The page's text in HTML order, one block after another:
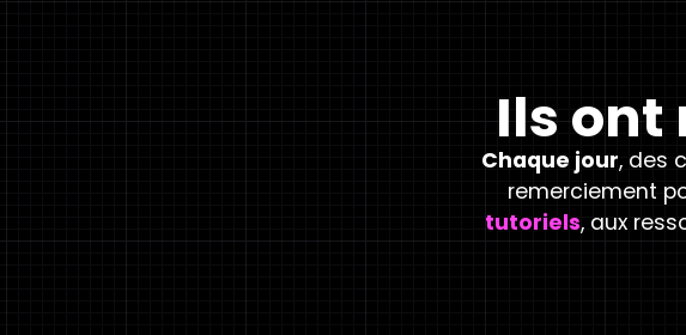
Ils ont
Chaque jour, des
remerciement
tutoriels, aux